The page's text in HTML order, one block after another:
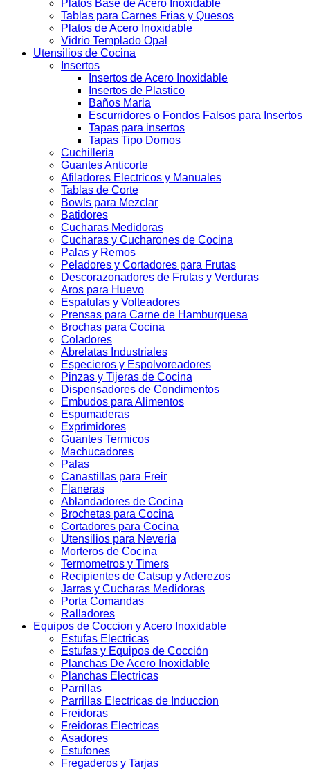
Platos Base de Acero Inoxidable
Tablas para Carnes Frias y Quesos
Platos de Acero Inoxidable
Vidrio Templado Opal
Utensilios de Cocina
Insertos
Insertos de Acero Inoxidable
Insertos de Plastico
Baños Maria
Escurridores o Fondos Falsos para Insertos
Tapas para insertos
Tapas Tipo Domos
Cuchilleria
Guantes Anticorte
Afiladores Electricos y Manuales
Tablas de Corte
Bowls para Mezclar
Batidores
Cucharas Medidoras
Cucharas y Cucharones de Cocina
Palas y Remos
Peladores y Cortadores para Frutas
Descorazonadores de Frutas y Verduras
Aros para Huevo
Espatulas y Volteadores
Prensas para Carne de Hamburguesa
Brochas para Cocina
Coladores
Abrelatas Industriales
Especieros y Espolvoreadores
Pinzas y Tijeras de Cocina
Dispensadores de Condimentos
Embudos para Alimentos
Espumaderas
Exprimidores
Guantes Termicos
Machucadores
Palas
Canastillas para Freir
Flaneras
Ablandadores de Cocina
Brochetas para Cocina
Cortadores para Cocina
Utensilios para Neveria
Morteros de Cocina
Termometros y Timers
Recipientes de Catsup y Aderezos
Jarras y Cucharas Medidoras
Porta Comandas
Ralladores
Equipos de Coccion y Acero Inoxidable
Estufas Electricas
Estufas y Equipos de Cocción
Planchas De Acero Inoxidable
Planchas Electricas
Parrillas
Parrillas Electricas de Induccion
Freidoras
Freidoras Electricas
Asadores
Estufones
Fregaderos y Tarjas